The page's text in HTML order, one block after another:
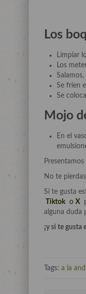
Los
Limpiar
Los
Se fríen
Se
Mojo
En el
No te
Si te gusta
Tiktoko X
alguna duda
¡y si te gusta
Tags: a la